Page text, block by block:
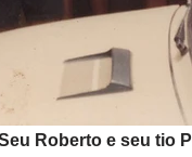
Roberto e seu tio